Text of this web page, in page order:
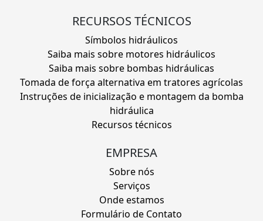
RECURSOS TÉCNICOS
Símbolos hidráulicos
Saiba mais sobre motores hidráulicos
Saiba mais sobre bombas hidráulicas
Tomada de força alternativa em tratores agrícolas
Instruções de inicialização e montagem da bomba
hidráulica
Recursos técnicos
EMPRESA
Sobre nós
Serviços
Onde estamos
Formulário de Contato